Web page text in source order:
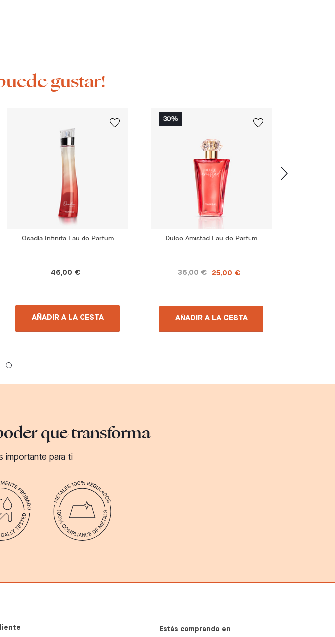
gustar!
Osadía Infinita Eau de Parfum
46,00 €
AÑADIR A LA CESTA
Dulce Amistad Eau de Parfum
36,00 € 25,00 €
AÑADIR A LA CESTA
que transforma
importante para ti
Estás comprando en